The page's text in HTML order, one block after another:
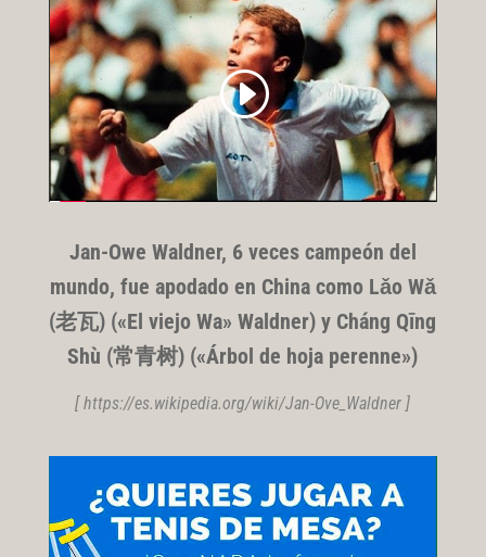
Jan-Owe Waldner, 6 veces campeón del
mundo, fue apodado en China como Lǎo Wǎ
(老瓦) («El viejo Wa» Waldner) y Cháng Qīng
Shù (常青树) («Árbol de hoja perenne»)
[ https://es.wikipedia.org/wiki/Jan-Ove_Waldner ]